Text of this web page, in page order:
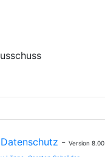
Datenschutz - Version 8.00